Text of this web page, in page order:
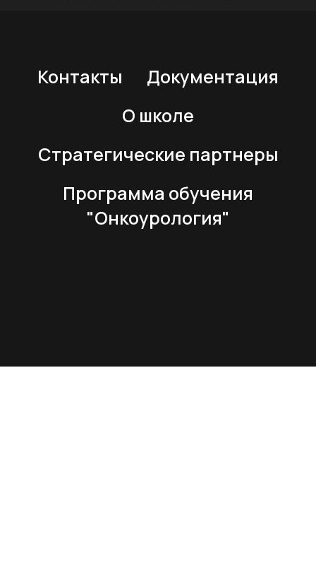
Контакты
Документация
О школе
Стратегические партнеры
Программа обучения
"Онкоурология"